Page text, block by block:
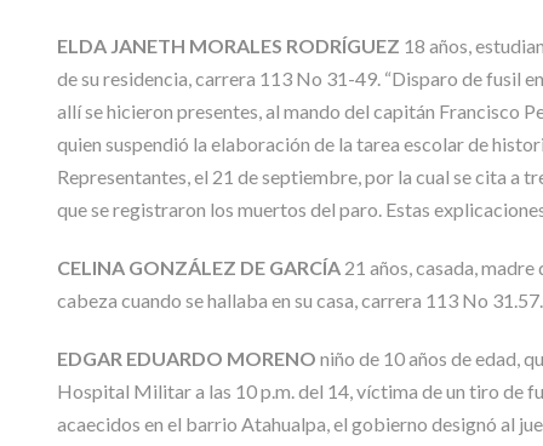
ELDA JANETH MORALES RODRÍGUEZ 18 años,
de su residencia, carrera 113 No 31-49. “Disparo de fusil
allí se hicieron presentes, al mando del capitán Francisco
quien suspendió la elaboración de la tarea escolar de
Representantes, el 21 de septiembre, por la cual se cita a
que se registraron los muertos del paro. Estas
CELINA GONZÁLEZ DE GARCÍA21 años, casada, madre
cabeza cuando se hallaba en su casa, carrera 113 No 31.57.
EDGAR EDUARDO MORENO niño de 10 años de edad,
Hospital Militar a las 10 p.m. del 14, víctima de un tiro de
acaecidos en el barrio Atahualpa, el gobierno designó al